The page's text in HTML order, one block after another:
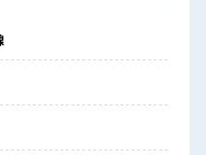
、
きましょう！